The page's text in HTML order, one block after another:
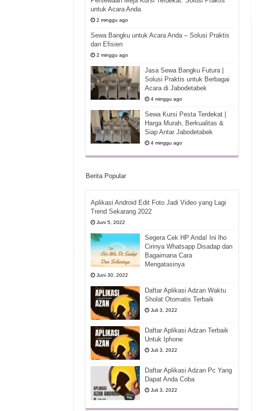
untuk Acara Anda
2 minggu ago
Sewa Bangku untuk Acara Anda – Solusi Praktis
dan Efisien
2 minggu ago
Jasa Sewa Bangku Futura |
Solusi Praktis untuk Berbagai
Acara di Jabodetabek
4 minggu ago
Sewa Kursi Pesta Terdekat |
Harga Murah, Berkualitas &
Siap Antar Jabodetabek
4 minggu ago
Berita Popular
Aplikasi Android Edit Foto Jadi Video yang Lagi
Trend Sekarang 2022
Juni 5, 2022
Segera Cek HP Anda! Ini lho
Cirinya Whatsapp Disadap dan
Bagaimana Cara
Mengatasinya
Juni 30, 2022
Daftar Aplikasi Adzan Waktu
Sholat Otomatis Terbaik
Juli 3, 2022
Daftar Aplikasi Adzan Terbaik
Untuk Iphone
Juli 3, 2022
Daftar Aplikasi Adzan Pc Yang
Dapat Anda Coba
Juli 3, 2022